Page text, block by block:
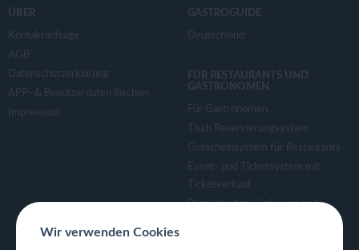
ÜBER
Kontaktanfrage
AGB
Datenschutzerklärung
APP- & Benutzerdaten löschen
Impressum
GASTROGUIDE
Deutschland
FÜR RESTAURANTS UND
GASTRONOMEN
Für Gastronomen
Tisch Reservierungsystem
Gutscheinsystem für Restaurants
Event- und Ticketsystem mit
Ticketverkauf
Bestellsystem Lieferung und
Wir verwenden Cookies